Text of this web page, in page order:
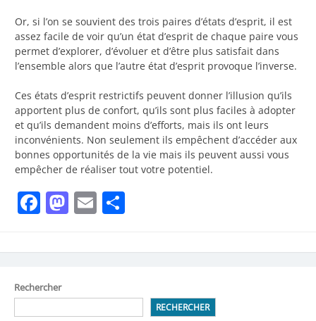
Or, si l’on se souvient des trois paires d’états d’esprit, il est
assez facile de voir qu’un état d’esprit de chaque paire vous
permet d’explorer, d’évoluer et d’être plus satisfait dans
l’ensemble alors que l’autre état d’esprit provoque l’inverse.
Ces états d’esprit restrictifs peuvent donner l’illusion qu’ils
apportent plus de confort, qu’ils sont plus faciles à adopter
et qu’ils demandent moins d’efforts, mais ils ont leurs
inconvénients. Non seulement ils empêchent d’accéder aux
bonnes opportunités de la vie mais ils peuvent aussi vous
empêcher de réaliser tout votre potentiel.
Facebook
Mastodon
Email
Rechercher
RECHERCHER